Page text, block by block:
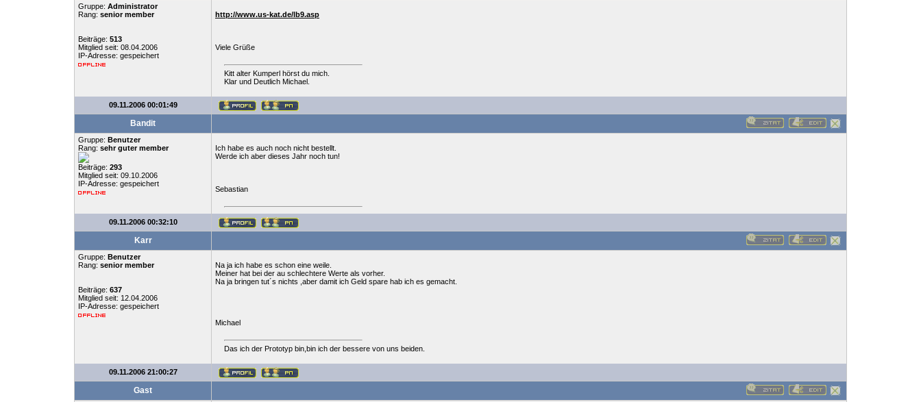
Gruppe: Administrator
Rang: senior member
Beiträge: 513
Mitglied seit: 08.04.2006
IP-Adresse: gespeichert
http://www.us-kat.de/lb9.asp
Viele Grüße
Kitt alter Kumperl hörst du mich.
Klar und Deutlich Michael.
09.11.2006 00:01:49
Bandit
Gruppe: Benutzer
Rang: sehr guter member
Beiträge: 293
Mitglied seit: 09.10.2006
IP-Adresse: gespeichert
Ich habe es auch noch nicht bestellt.
Werde ich aber dieses Jahr noch tun!
Sebastian
09.11.2006 00:32:10
Karr
Gruppe: Benutzer
Rang: senior member
Beiträge: 637
Mitglied seit: 12.04.2006
IP-Adresse: gespeichert
Na ja ich habe es schon eine weile.
Meiner hat bei der au schlechtere Werte als vorher.
Na ja bringen tut´s nichts ,aber damit ich Geld spare hab ich es gemacht.
Michael
Das ich der Prototyp bin,bin ich der bessere von uns beiden.
09.11.2006 21:00:27
Gast